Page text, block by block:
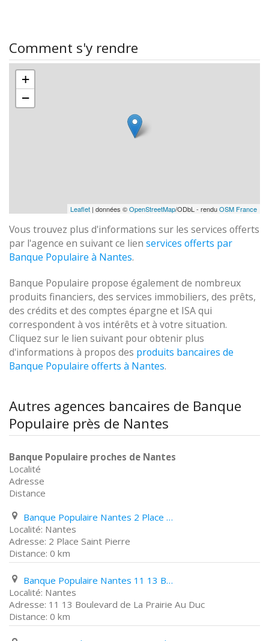
Comment s'y rendre
+
−
Leaflet | données ©OpenStreetMap/ODbL - renduOSM France
Vous trouvez plus d'informations sur les services offerts
par l'agence en suivant ce lien services offerts par
Banque Populaire à Nantes.
Banque Populaire propose également de nombreux
produits financiers, des services immobiliers, des prêts,
des crédits et des comptes épargne et ISA qui
correspondent à vos intérêts et à votre situation.
Cliquez sur le lien suivant pour obtenir plus
d'informations à propos des produits bancaires de
Banque Populaire offerts à Nantes.
Autres agences bancaires de Banque
Populaire près de Nantes
Banque Populaire proches de Nantes
Localité
Adresse
Distance
Banque Populaire Nantes 2 Place Saint Pierre
Nantes
2 Place Saint Pierre
0 km
Banque Populaire Nantes 11 13 Boulevard de La Prairie Au Duc
Nantes
11 13 Boulevard de La Prairie Au Duc
0 km